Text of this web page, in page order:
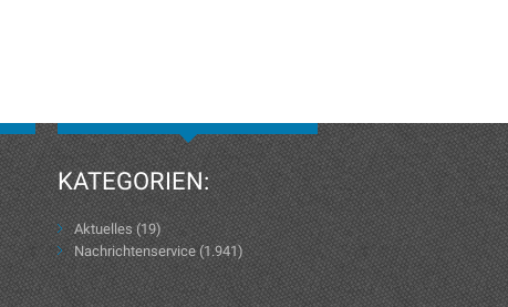
KATEGORIEN:
Aktuelles (19)
Nachrichtenservice(1.941)